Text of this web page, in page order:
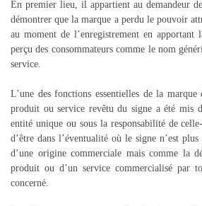
En premier lieu, il appartient au demandeur
démontrer que la marque a perdu le pouvoir
au moment de l’enregistrement en apportant
perçu des consommateurs comme le nom
service.
L’une des fonctions essentielles de la
produit ou service revêtu du signe a été mis
entité unique ou sous la responsabilité de
d’être dans l’éventualité où le signe n’est
d’une origine commerciale mais comme la
produit ou d’un service commercialisé par
concerné.